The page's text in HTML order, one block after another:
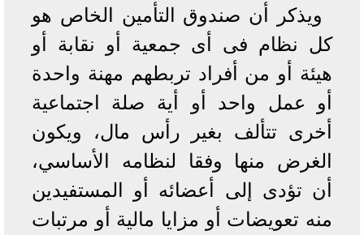
ويذكر أن صندوق التأمين الخاص هو
كل نظام فى أى جمعية أو نقابة أو
هيئة أو من أفراد تربطهم مهنة واحدة
أو عمل واحد أو أية صلة اجتماعية
أخرى تتألف بغير رأس مال، ويكون
الغرض منها وفقا لنظامه الأساسي،
أن تؤدى إلى أعضائه أو المستفيدين
منه تعويضات أو مزايا مالية أو مرتبات